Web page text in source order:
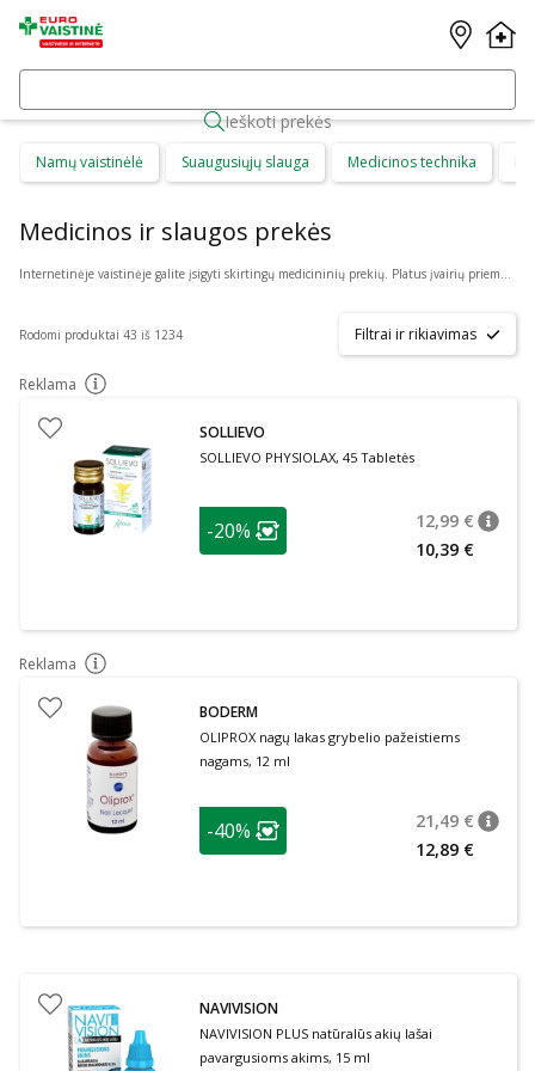
Ieškoti prekės
Namų vaistinėlė Suaugusiųjų slauga Medicinos technika
Medicinos ir slaugos prekės
Internetinėje vaistinėje galite įsigyti skirtingų medicininių prekių. Platus įvairių priemonių ir technikos pasirinkimas leis visiems pirkėjams lengviau rasti tai, ko jie ieško. Šioje prekių kategorijoje yra daugybė skirtingų medicinos priemonių ir priedų, pradedant specialiais kremais ir pleistrais, baigiant kapsulėmis ar drėkinančiais akių lašais. Jeigu jums sunku apsispręsti, kurie produktai būtų geriausias ar tinkamiausias pasirinkimas, mūsų konsultantai gali jums patarti nuotoliniu būdu: internetu aktyviame pokalbio lange, el. paštu ar telefonu.
Rodomi produktai 43 iš 1234 Filtrai ir rikiavimas
Reklama patarimas
SOLLIEVO
SOLLIEVO PHYSIOLAX, 45 Tabletės
patarimas
Lojalumo klubo narių nuolaida
-20% 12,99 €
10,39 €
Reklama patarimas
BODERM
OLIPROX nagų lakas grybelio pažeistiems
nagams, 12 ml
patarimas
Lojalumo klubo narių nuolaida
-40% 21,49 €
12,89 €
NAVIVISION
NAVIVISION PLUS natūralūs akių lašai
pavargusioms akims, 15 ml